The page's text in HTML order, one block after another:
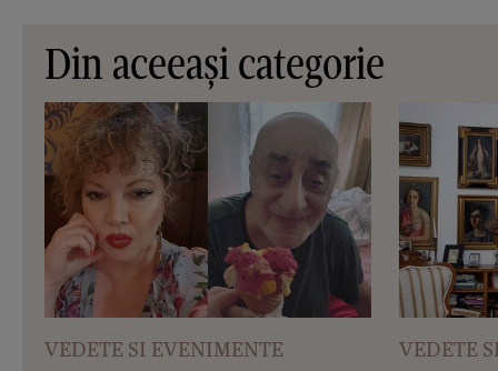
Din aceeași categorie
VEDETE SI EVENIMENTE VEDETE